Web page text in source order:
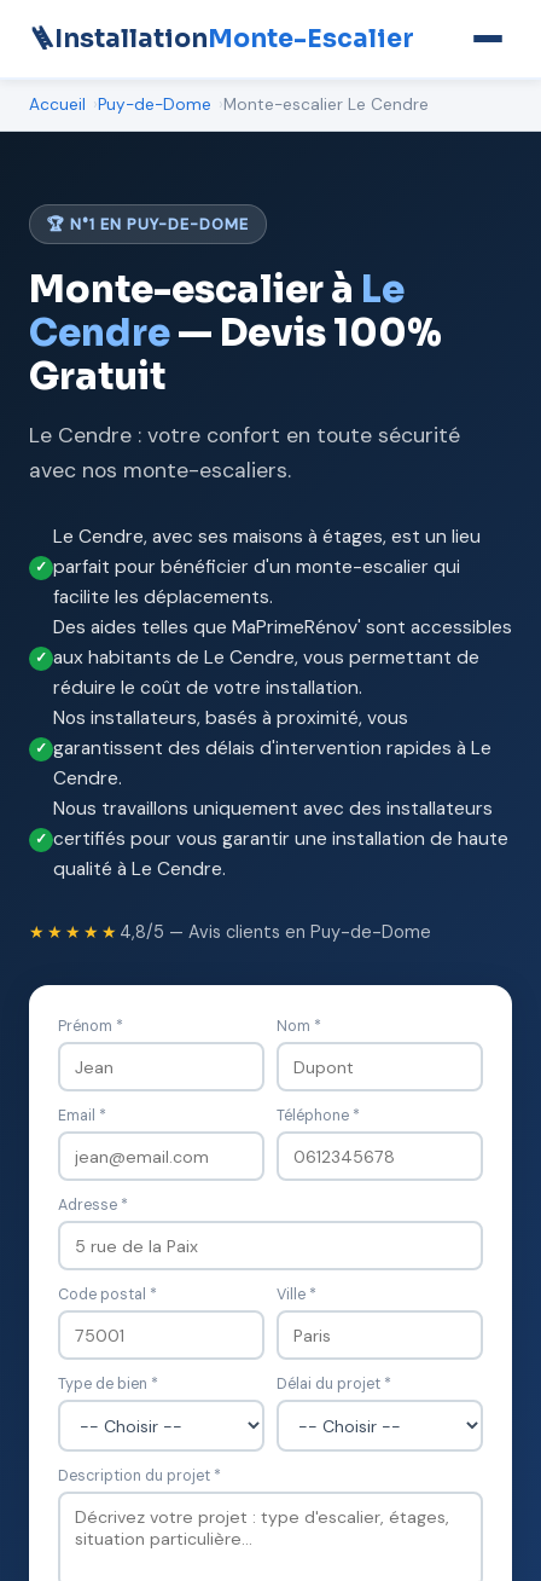
🪜InstallationMonte-Escalier
Accueil Puy-de-Dome Monte-escalier Le Cendre
🏆 N°1 EN PUY-DE-DOME
Monte-escalier à Le
Cendre— Devis 100%
Gratuit
Le Cendre : votre confort en toute sécurité
avec nos monte-escaliers.
Le Cendre, avec ses maisons à étages, est un lieu
parfait pour bénéficier d'un monte-escalier qui
facilite les déplacements.
Des aides telles que MaPrimeRénov' sont accessibles
aux habitants de Le Cendre, vous permettant de
réduire le coût de votre installation.
Nos installateurs, basés à proximité, vous
garantissent des délais d'intervention rapides à Le
Cendre.
Nous travaillons uniquement avec des installateurs
certifiés pour vous garantir une installation de haute
qualité à Le Cendre.
★★★★★ 4,8/5 — Avis clients en Puy-de-Dome
Prénom * Nom *
Email * Téléphone *
Adresse *
Code postal * Ville *
Type de bien * Délai du projet *
Description du projet *